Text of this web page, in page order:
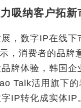
吸纳客户拓新
，数字IP在线
消费者的品牌
牌体验，韩国
Talk活用旗下
IP转化成实体